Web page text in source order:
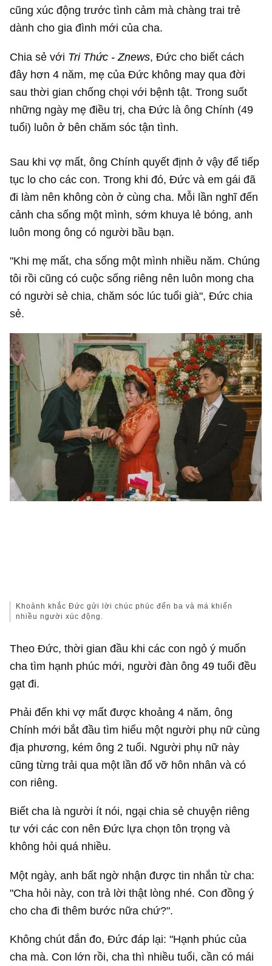
cũng xúc động trước tình cảm mà chàng trai trẻ
dành cho gia đình mới của cha.
Chia sẻ với Tri Thức - Znews, Đức cho biết cách
đây hơn 4 năm, mẹ của Đức không may qua đời
sau thời gian chống chọi với bệnh tật. Trong suốt
những ngày mẹ điều trị, cha Đức là ông Chính (49
tuổi) luôn ở bên chăm sóc tận tình.
Sau khi vợ mất, ông Chính quyết định ở vậy để tiếp
tục lo cho các con. Trong khi đó, Đức và em gái đã
đi làm nên không còn ở cùng cha. Mỗi lần nghĩ đến
cảnh cha sống một mình, sớm khuya lẻ bóng, anh
luôn mong ông có người bầu bạn.
"Khi mẹ mất, cha sống một mình nhiều năm. Chúng
tôi rồi cũng có cuộc sống riêng nên luôn mong cha
có người sẻ chia, chăm sóc lúc tuổi già", Đức chia
sẻ.
Khoảnh khắc Đức gửi lời chúc phúc đến ba và má khiến
nhiều người xúc động.
Theo Đức, thời gian đầu khi các con ngỏ ý muốn
cha tìm hạnh phúc mới, người đàn ông 49 tuổi đều
gạt đi.
Phải đến khi vợ mất được khoảng 4 năm, ông
Chính mới bắt đầu tìm hiểu một người phụ nữ cùng
địa phương, kém ông 2 tuổi. Người phụ nữ này
cũng từng trải qua một lần đổ vỡ hôn nhân và có
con riêng.
Biết cha là người ít nói, ngại chia sẻ chuyện riêng
tư với các con nên Đức lựa chọn tôn trọng và
không hỏi quá nhiều.
Một ngày, anh bất ngờ nhận được tin nhắn từ cha:
"Cha hỏi này, con trả lời thật lòng nhé. Con đồng ý
cho cha đi thêm bước nữa chứ?".
Không chút đắn đo, Đức đáp lại: "Hạnh phúc của
cha mà. Con lớn rồi, cha thì nhiều tuổi, cần có mái